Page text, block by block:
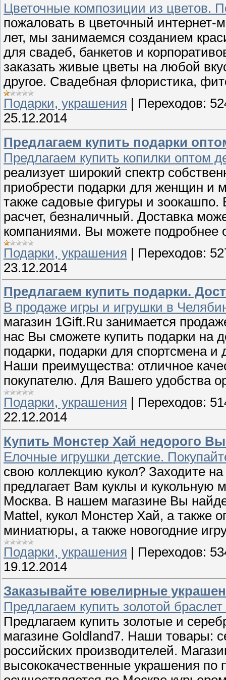
Цветочные композиции из цветов.
пожаловать в цветочный интернет-
лет, мы занимаемся созданием
для свадеб, банкетов и
заказать живые цветы на любой
другое. Свадебная флористика,
Подарки, украшения
Переходов:
25.12.2014
Предлагаем купить подарки
Предлагаем купить копилки оптом
реализует широкий спектр
приобрести подарки для женщин и
также садовые фигуры и
расчет, безналичный. Доставка
компаниями. Вы можете подробнее
Подарки, украшения | Переходов:
23.12.2014
Предлагаем купить подарки.
В продаже игры и игрушки в
магазин 1Gift.Ru занимается
нас Вы сможете купить подарки на
подарки, подарки для спортсмена и
Наши преимущества: отличное
покупателю. Для Вашего удобства
Подарки, украшения
Переходов:
22.12.2014
Купить Монстер Хай недорого
Елочные игрушки детские.
свою коллекцию кукол? Заходите
предлагает Вам куклы и кукольную
Москва. В нашем магазине Вы
Mattel, кукол Монстер Хай, а также
миниатюры, а также новогодние
Подарки, украшения
Переходов:
19.12.2014
Заказывайте ювелирные
Предлагаем купить золотой
Предлагаем купить золотые и
магазине Goldland7. Наши товары:
российских производителей.
высококачественные украшения